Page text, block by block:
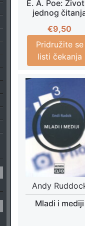
E. A. Poe:
jednog
€9,50
Pridružite se
listi čekanja
Andy
Mladi i mediji